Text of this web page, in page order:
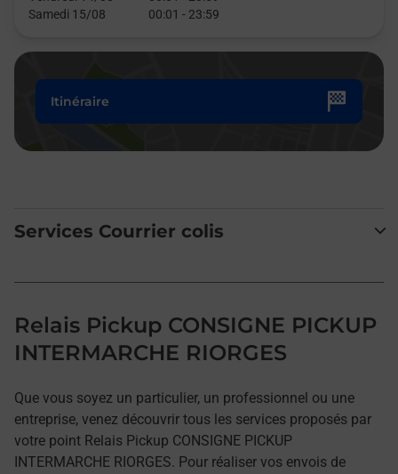
Samedi 15/08
00:01 - 23:59
Itinéraire
Services Courrier colis
Relais Pickup CONSIGNE PICKUP
INTERMARCHE RIORGES
Que vous soyez un particulier, un professionnel ou une
entreprise, venez découvrir tous les services proposés par
votre point Relais Pickup CONSIGNE PICKUP
INTERMARCHE RIORGES. Pour réaliser vos envois de